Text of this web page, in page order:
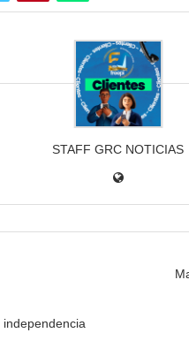
STAFF GRC NOTICIAS